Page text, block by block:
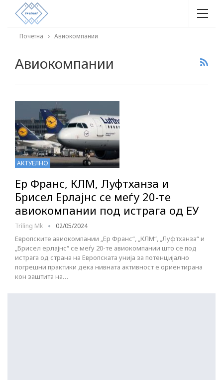
Почетна Авиокомпании
Авиокомпании
АКТУЕЛНО
Ер Франс, КЛМ, Луфтханза и
Брисел Ерлајнс се меѓу 20-те
авиокомпании под истрага од ЕУ
Triling Mk 02/05/2024
Европските авиокомпании „Ер Франс“, „КЛМ“, „Луфтханза“ и
„Брисел ерлајнс“ се меѓу 20-те авиокомпании што се под
истрага од страна на Европската унија за потенцијално
погрешни практики дека нивната активност е ориентирана
кон заштита на…